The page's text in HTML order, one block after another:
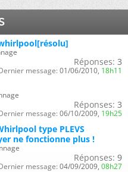
Réponses: 3
message: 01/06/2010, 18h11
Réponses: 3
message: 06/10/2009, 19h25
type PLEVS
ne fonctionne plus !
Réponses: 9
message: 04/09/2009, 08h27